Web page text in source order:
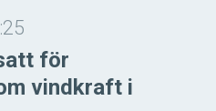
för
vindkraft i